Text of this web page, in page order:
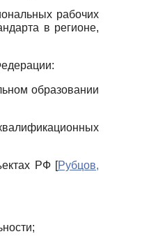
рабочих
в регионе,
образовании
РФ [Рубцов,